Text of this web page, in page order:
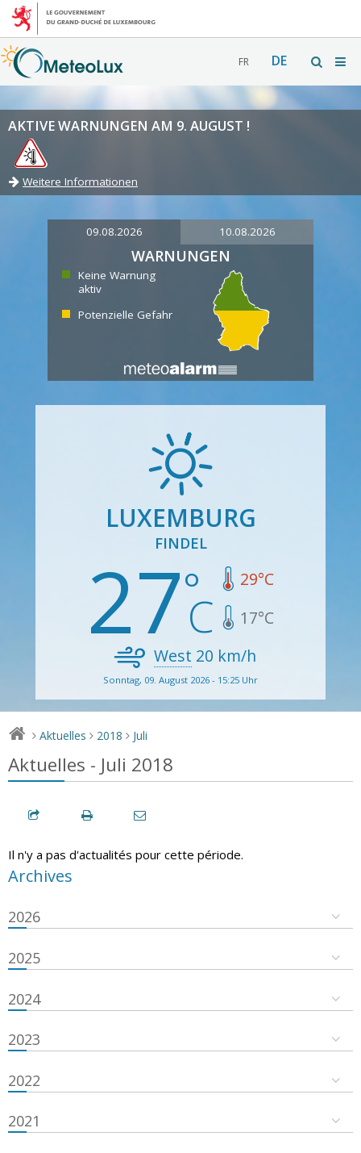
FR DE
AKTIVE WARNUNGEN AM 9. AUGUST !
Weitere Informationen
09.08.2026 10.08.2026
WARNUNGEN
Keine Warnung
aktiv
Potenzielle Gefahr
LUXEMBURG
FINDEL
27 29°C
17°C
West 20 km/h
Sonntag, 09. August 2026 - 15:25 Uhr
> Aktuelles > 2018 > Juli
Aktuelles - Juli 2018
Il n'y a pas d'actualités pour cette période.
Archives
2026
2025
2024
2023
2022
2021